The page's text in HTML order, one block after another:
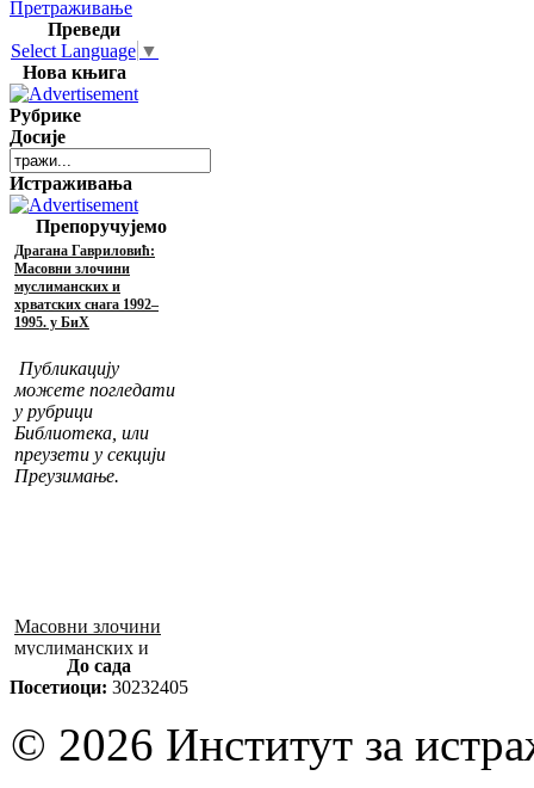
Претраживање
Преведи
Select Language ▼
Нова књига
Рубрике
Досије
Истраживања
Препоручујемо
Драгана Гавриловић:
Масовни злочини
муслиманских и
хрватских снага 1992–
1995. у БиХ
Публикацију
можете погледати
у рубрици
Библиотека, или
преузети у секцији
Преузимање.
Масовни злочини
муслиманских и
хрватских снага
1992–1995. у БиХ
До сада
Посетиоци: 30232405
© 2026 Институт за